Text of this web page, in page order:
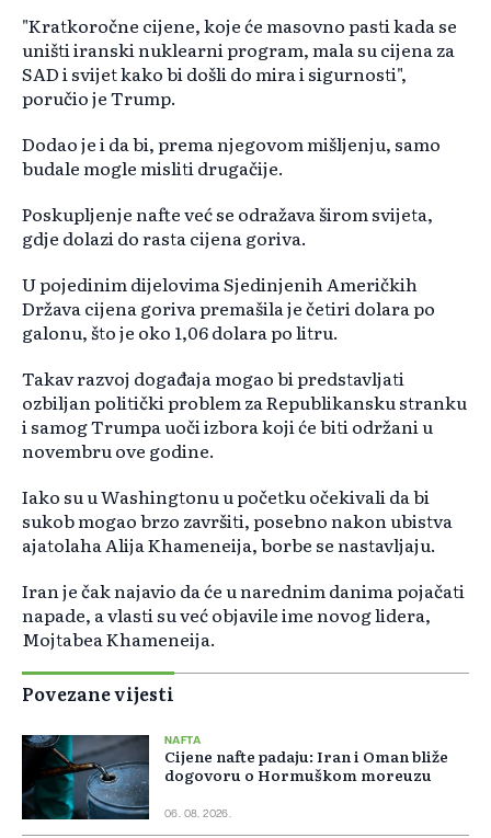
"Kratkoročne cijene, koje će masovno pasti kada se
uništi iranski nuklearni program, mala su cijena za
SAD i svijet kako bi došli do mira i sigurnosti",
poručio je Trump.
Dodao je i da bi, prema njegovom mišljenju, samo
budale mogle misliti drugačije.
Poskupljenje nafte već se odražava širom svijeta,
gdje dolazi do rasta cijena goriva.
U pojedinim dijelovima Sjedinjenih Američkih
Država cijena goriva premašila je četiri dolara po
galonu, što je oko 1,06 dolara po litru.
Takav razvoj događaja mogao bi predstavljati
ozbiljan politički problem za Republikansku stranku
i samog Trumpa uoči izbora koji će biti održani u
novembru ove godine.
Iako su u Washingtonu u početku očekivali da bi
sukob mogao brzo završiti, posebno nakon ubistva
ajatolaha Alija Khameneija, borbe se nastavljaju.
Iran je čak najavio da će u narednim danima pojačati
napade, a vlasti su već objavile ime novog lidera,
Mojtabea Khameneija.
Povezane vijesti
NAFTA
Cijene nafte padaju: Iran i Oman bliže
dogovoru o Hormuškom moreuzu
06. 08. 2026.